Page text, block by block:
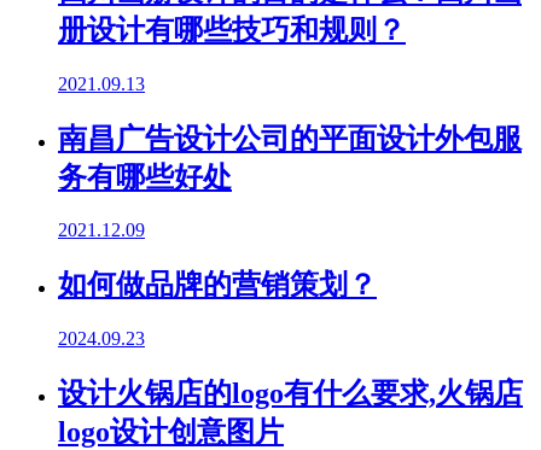
册设计有哪些技巧和规则？
2021.09.13
南昌广告设计公司的平面设计外包服
务有哪些好处
2021.12.09
如何做品牌的营销策划？
2024.09.23
设计火锅店的logo有什么要求,火锅店
logo设计创意图片